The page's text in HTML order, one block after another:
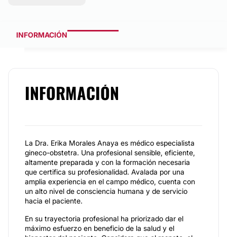
INFORMACIÓN
INFORMACIÓN
La Dra. Erika Morales Anaya es médico especialista
gineco-obstetra. Una profesional sensible, eficiente,
altamente preparada y con la formación necesaria
que certifica su profesionalidad. Avalada por una
amplia experiencia en el campo médico, cuenta con
un alto nivel de consciencia humana y de servicio
hacia el paciente.
En su trayectoria profesional ha priorizado dar el
máximo esfuerzo en beneficio de la salud y el